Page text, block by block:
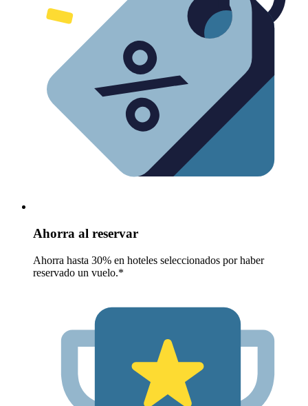
Ahorra al reservar
Ahorra hasta 30% en hoteles seleccionados por haber
reservado un vuelo.*